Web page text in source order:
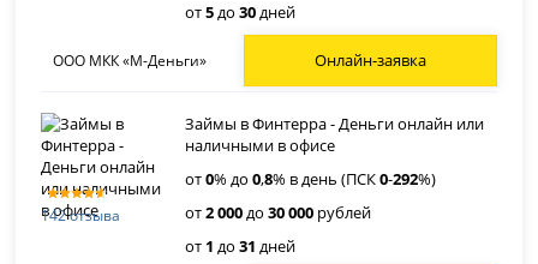
от5до30дней
ООО МКК «М-Деньги» Онлайн-заявка
142 отзыва
Займы в Финтерра - Деньги онлайн или
наличными в офисе
от0% до0,8% в день (ПСК0-292%)
от2 000до30 000 рублей
от 1 до31 дней